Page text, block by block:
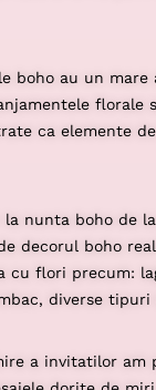
boho au un mare
florale
ca elemente
nunta boho de
decorul boho
cu flori precum:
diverse tipuri
a invitatilor am